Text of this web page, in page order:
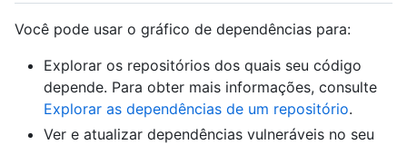
Você pode usar o gráfico de dependências para:
Explorar os repositórios dos quais seu código
depende. Para obter mais informações, consulte
Explorar as dependências de um repositório.
Ver e atualizar dependências vulneráveis no seu